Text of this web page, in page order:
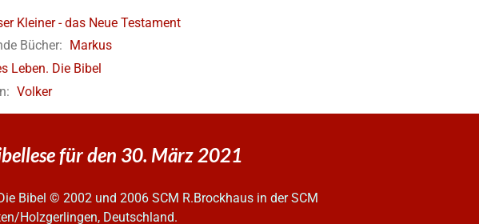
Kleiner - das Neue Testament
Bücher:
Markus
Leben. Die Bibel
Volker
für den 30. März 2021
Bibel © 2002 und 2006 SCM R.Brockhaus in der SCM
Holzgerlingen, Deutschland.